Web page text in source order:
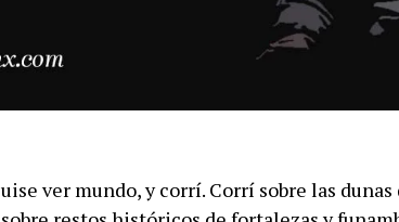
uise ver mundo, y corrí. Corrí sobre las